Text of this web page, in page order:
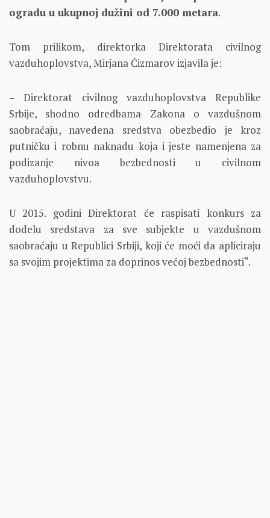
ogradu u ukupnoj dužini od 7.000 metara.
Tom prilikom, direktorka Direktorata civilnog
vazduhoplovstva, Mirjana Čizmarov izjavila je:
– Direktorat civilnog vazduhoplovstva Republike
Srbije, shodno odredbama Zakona o vazdušnom
saobraćaju, navedena sredstva obezbedio je kroz
putničku i robnu naknadu koja i jeste namenjena za
podizanje nivoa bezbednosti u civilnom
vazduhoplovstvu.
U 2015. godini Direktorat će raspisati konkurs za
dodelu sredstava za sve subjekte u vazdušnom
saobraćaju u Republici Srbiji, koji će moći da apliciraju
sa svojim projektima za doprinos većoj bezbednosti“.